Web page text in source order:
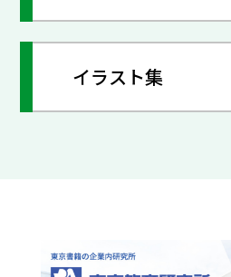
イラスト集